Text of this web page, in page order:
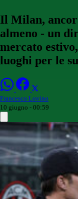
Il Milan,
almeno - un
mercato
luoghi per le
Francesco Lovino
10 giugno - 00:59